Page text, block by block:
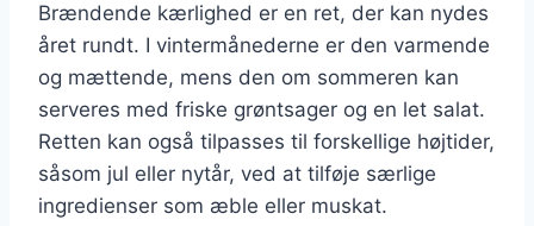
Brændende kærlighed er en ret, der kan nydes
året rundt. I vintermånederne er den varmende
og mættende, mens den om sommeren kan
serveres med friske grøntsager og en let salat.
Retten kan også tilpasses til forskellige højtider,
såsom jul eller nytår, ved at tilføje særlige
ingredienser som æble eller muskat.